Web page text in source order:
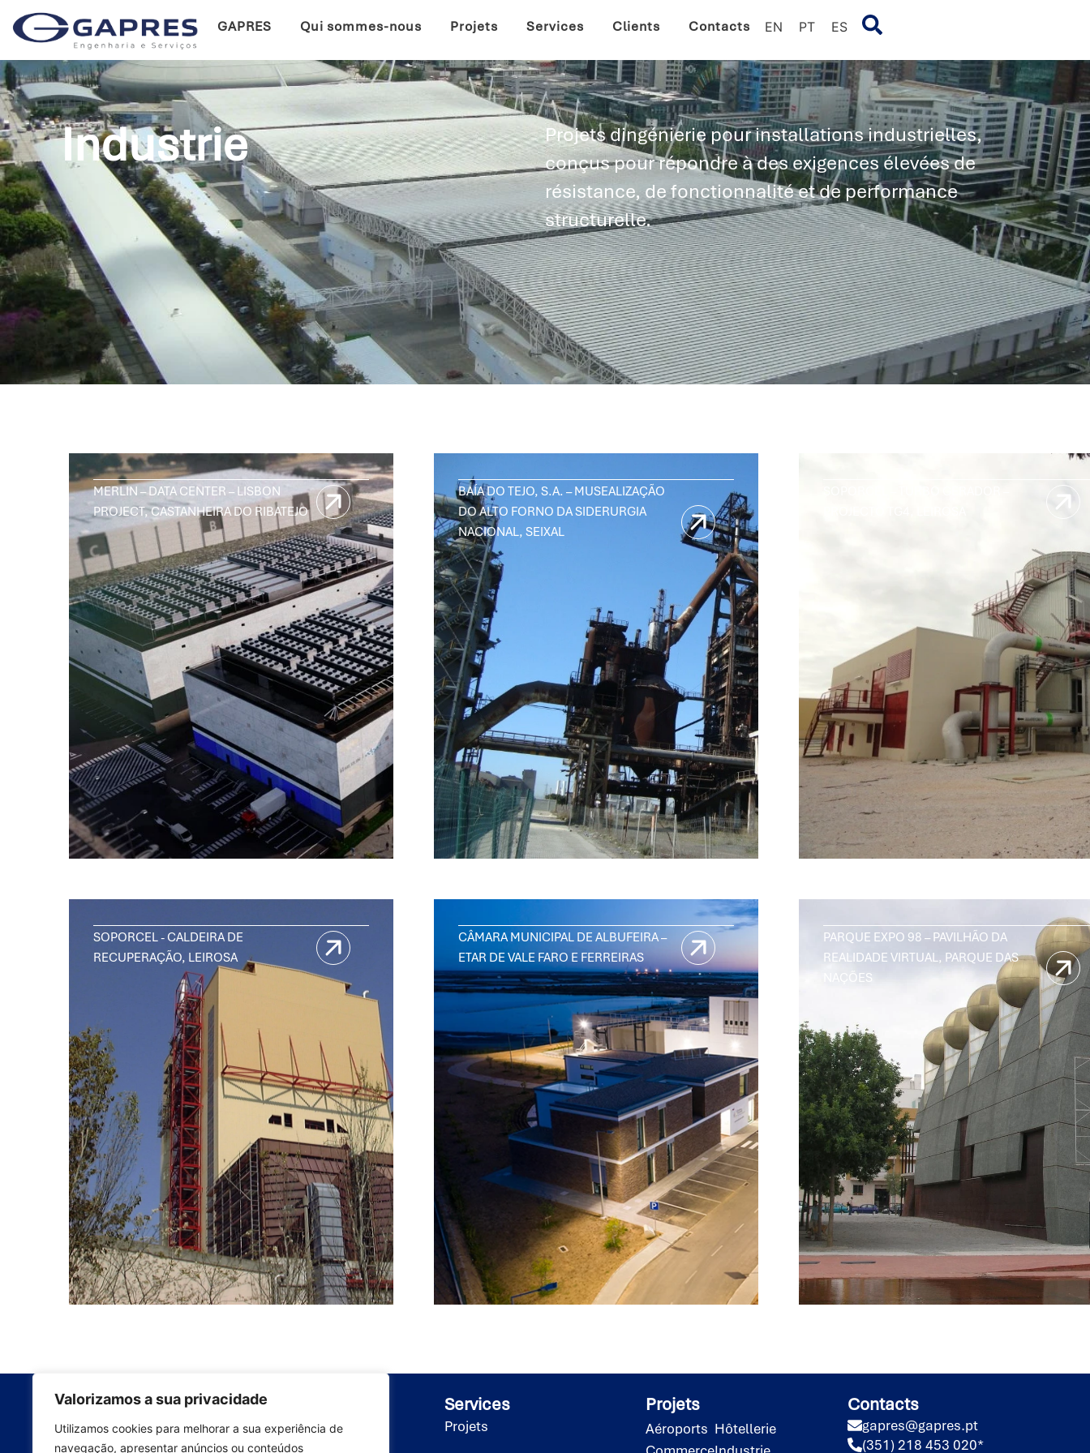
Valorizamos a sua privacidade
Utilizamos cookies para melhorar a sua experiência de
navegação, apresentar anúncios ou conteúdos
GAPRES Qui sommes-nous Projets Services Clients Contacts EN PT ES
Industrie
Projets dingénierie pour installations industrielles,
conçus pour répondre à des exigences élevées de
résistance, de fonctionnalité et de performance
structurelle.
MERLIN – DATA CENTER – LISBON
PROJECT, CASTANHEIRA DO RIBATEJO
BAÍA DO TEJO, S.A. – MUSEALIZAÇÃO
DO ALTO FORNO DA SIDERURGIA
NACIONAL, SEIXAL
SOPORCEL - CALDEIRA DE
RECUPERAÇÃO, LEIROSA
CÂMARA MUNICIPAL DE ALBUFEIRA –
ETAR DE VALE FARO E FERREIRAS
PARQUE EXPO 98 – PAVILHÃO DA
REALIDADE VIRTUAL, PARQUE DAS
NAÇÕES
Entreprise
Qui sommes-nous
Services
Projets
Projets
Aéroports Hôtellerie
Contacts
gapres@gapres.pt
(351) 218 453 020*